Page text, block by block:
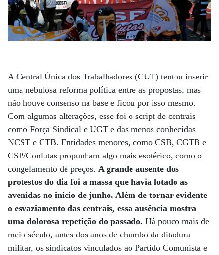
A Central Única dos Trabalhadores (CUT) tentou inserir
uma nebulosa reforma política entre as propostas, mas
não houve consenso na base e ficou por isso mesmo.
Com algumas alterações, esse foi o script de centrais
como Força Sindical e UGT e das menos conhecidas
NCST e CTB. Entidades menores, como CSB, CGTB e
CSP/Conlutas propunham algo mais esotérico, como o
congelamento de preços. A grande ausente dos
protestos do dia foi a massa que havia lotado as
avenidas no início de junho. Além de tornar evidente
o esvaziamento das centrais, essa ausência mostra
uma dolorosa repetição do passado. Há pouco mais de
meio século, antes dos anos de chumbo da ditadura
militar, os sindicatos vinculados ao Partido Comunista e